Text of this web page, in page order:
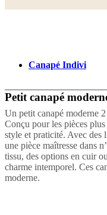
Canapé Indivi
Petit canapé
Un petit canapé moderne
Conçu pour les pièces
style et praticité. Avec des
une pièce maîtresse dans
tissu, des options en cuir
charme intemporel. Ces
moderne.